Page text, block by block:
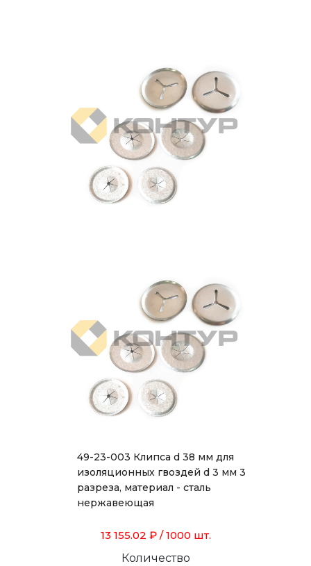
49-23-003 Клипса d 38 мм для
изоляционных гвоздей d 3 мм 3
разреза, материал - сталь
нержавеющая
13 155.02 ₽ / 1000 шт.
Количество